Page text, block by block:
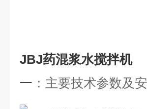
JBJ药混浆水搅拌机
一 ： 主要技术参数及